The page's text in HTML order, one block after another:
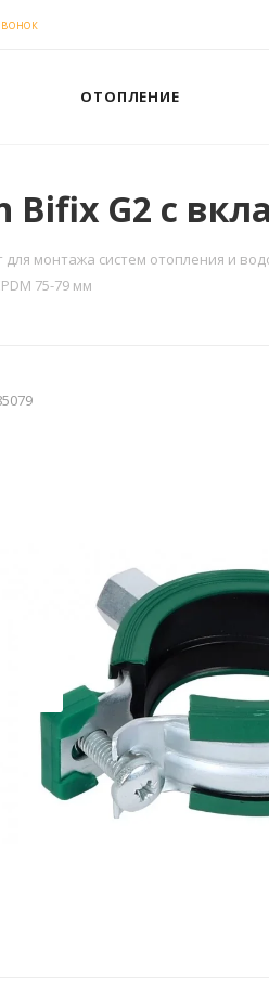
ОТОПЛЕНИЕ
Bifix G2 с
для монтажа систем отопления и
75-79 мм